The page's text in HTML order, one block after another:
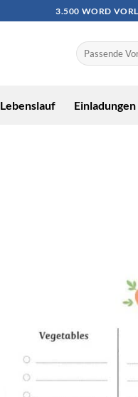
3.500 WORD
Lebenslauf Einladungen